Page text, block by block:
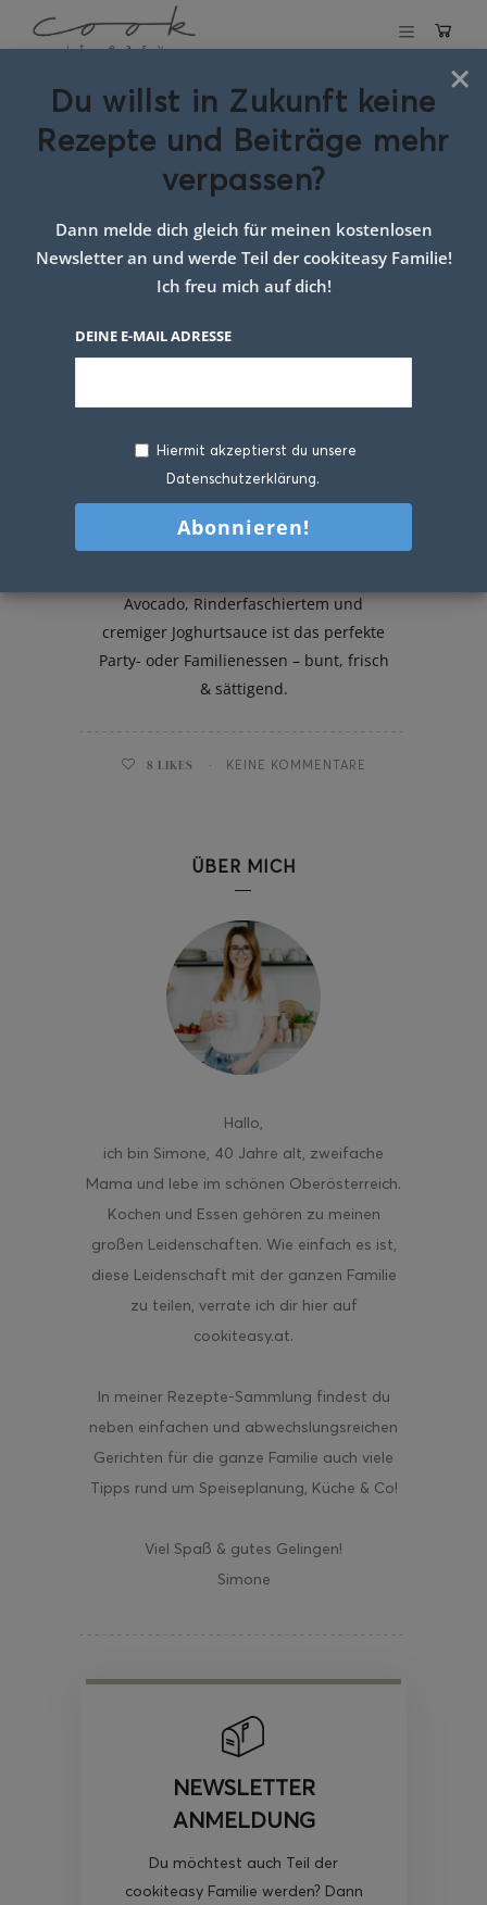
Schlagwort:Tex
Mex Küche
Nacho Salat
Avocado, Rinderfaschiertem und
cremiger Joghurtsauce ist das perfekte
Party- oder Familienessen – bunt, frisch
& sättigend.
8 LIKES KEINE KOMMENTARE
ÜBER MICH
Hallo,
ich bin Simone, 40 Jahre alt, zweifache
Mama und lebe im schönen Oberösterreich.
Kochen und Essen gehören zu meinen
großen Leidenschaften. Wie einfach es ist,
diese Leidenschaft mit der ganzen Familie
zu teilen, verrate ich dir hier auf
cookiteasy.at.
In meiner Rezepte-Sammlung findest du
neben einfachen und abwechslungsreichen
Gerichten für die ganze Familie auch viele
Tipps rund um Speiseplanung, Küche & Co!
Viel Spaß & gutes Gelingen!
Simone
NEWSLETTER
ANMELDUNG
Du möchtest auch Teil der
cookiteasy Familie werden? Dann
×
Du willst in Zukunft keine
Rezepte und Beiträge mehr
verpassen?
Dann melde dich gleich für meinen kostenlosen
Newsletter an und werde Teil der cookiteasy Familie!
Ich freu mich auf dich!
DEINE E-MAIL ADRESSE
Hiermit akzeptierst du unsere
Datenschutzerklärung.